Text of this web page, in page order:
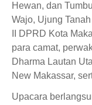
Hewan, dan
Wajo, Ujung
II DPRD Kota
para camat,
Dharma Lautan
New Makassar,
Upacara